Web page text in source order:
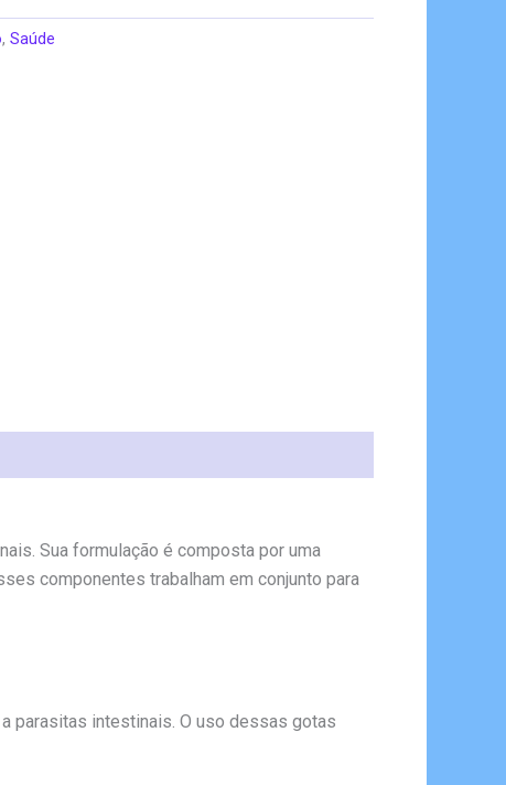
,Saúde
Sua formulação é composta por uma
componentes trabalham em conjunto para
parasitas intestinais. O uso dessas gotas